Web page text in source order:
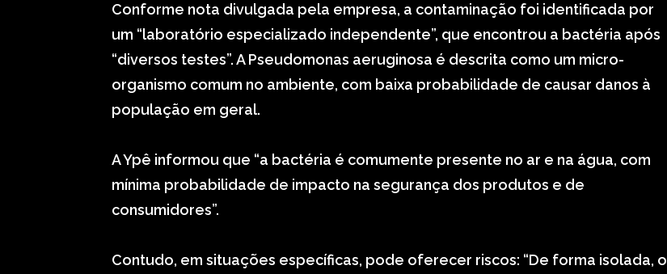
Conforme nota divulgada pela empresa, a contaminação foi identificada por
um “laboratório especializado independente”, que encontrou a bactéria após
“diversos testes”. A Pseudomonas aeruginosa é descrita como um micro-
organismo comum no ambiente, com baixa probabilidade de causar danos à
população em geral.
A Ypê informou que “a bactéria é comumente presente no ar e na água, com
mínima probabilidade de impacto na segurança dos produtos e de
consumidores”.
Contudo, em situações específicas, pode oferecer riscos: “De forma isolada, o